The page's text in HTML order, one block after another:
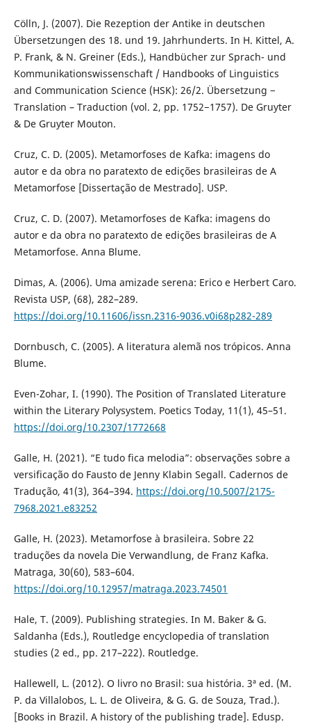
Cölln, J. (2007). Die Rezeption der Antike in deutschen
Übersetzungen des 18. und 19. Jahrhunderts. In H. Kittel, A.
P. Frank, & N. Greiner (Eds.), Handbücher zur Sprach- und
Kommunikationswissenschaft / Handbooks of Linguistics
and Communication Science (HSK): 26/2. Übersetzung −
Translation – Traduction (vol. 2, pp. 1752−1757). De Gruyter
& De Gruyter Mouton.
Cruz, C. D. (2005). Metamorfoses de Kafka: imagens do
autor e da obra no paratexto de edições brasileiras de A
Metamorfose [Dissertação de Mestrado]. USP.
Cruz, C. D. (2007). Metamorfoses de Kafka: imagens do
autor e da obra no paratexto de edições brasileiras de A
Metamorfose. Anna Blume.
Dimas, A. (2006). Uma amizade serena: Erico e Herbert Caro.
Revista USP, (68), 282–289.
https://doi.org/10.11606/issn.2316-9036.v0i68p282-289
Dornbusch, C. (2005). A literatura alemã nos trópicos. Anna
Blume.
Even-Zohar, I. (1990). The Position of Translated Literature
within the Literary Polysystem. Poetics Today, 11(1), 45–51.
https://doi.org/10.2307/1772668
Galle, H. (2021). “E tudo fica melodia”: observações sobre a
versificação do Fausto de Jenny Klabin Segall. Cadernos de
Tradução, 41(3), 364–394. https://doi.org/10.5007/2175-
7968.2021.e83252
Galle, H. (2023). Metamorfose à brasileira. Sobre 22
traduções da novela Die Verwandlung, de Franz Kafka.
Matraga, 30(60), 583–604.
https://doi.org/10.12957/matraga.2023.74501
Hale, T. (2009). Publishing strategies. In M. Baker & G.
Saldanha (Eds.), Routledge encyclopedia of translation
studies (2 ed., pp. 217–222). Routledge.
Hallewell, L. (2012). O livro no Brasil: sua história. 3ª ed. (M.
P. da Villalobos, L. L. de Oliveira, & G. G. de Souza, Trad.).
[Books in Brazil. A history of the publishing trade]. Edusp.